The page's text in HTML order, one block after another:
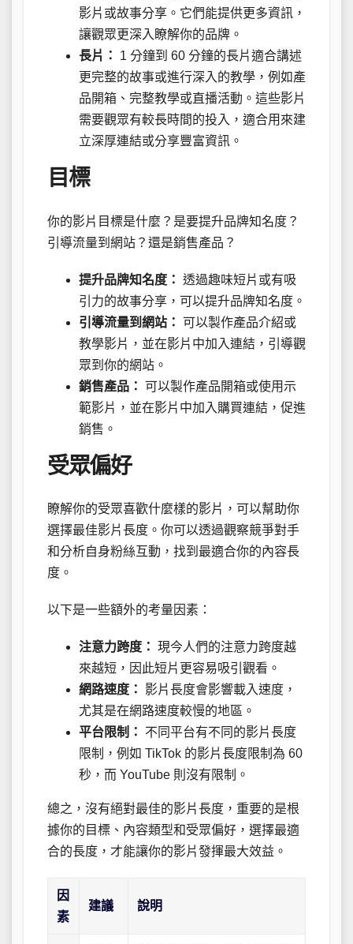
影片或故事分享。它們能提供更多資訊，
讓觀眾更深入瞭解你的品牌。
長片：
1 分鐘到 60 分鐘的長片適合講述
更完整的故事或進行深入的教學，例如產
品開箱、完整教學或直播活動。這些影片
需要觀眾有較長時間的投入，適合用來建
立深厚連結或分享豐富資訊。
目標
你的影片目標是什麼？是要提升品牌知名度？
引導流量到網站？還是銷售產品？
提升品牌知名度： 透過趣味短片或有吸
引力的故事分享，可以提升品牌知名度。
引導流量到網站： 可以製作產品介紹或
教學影片，並在影片中加入連結，引導觀
眾到你的網站。
銷售產品： 可以製作產品開箱或使用示
範影片，並在影片中加入購買連結，促進
銷售。
受眾偏好
瞭解你的受眾喜歡什麼樣的影片，可以幫助你
選擇最佳影片長度。你可以透過觀察競爭對手
和分析自身粉絲互動，找到最適合你的內容長
度。
以下是一些額外的考量因素：
注意力跨度： 現今人們的注意力跨度越
來越短，因此短片更容易吸引觀看。
網路速度：
影片長度會影響載入速度，
尤其是在網路速度較慢的地區。
平台限制：
不同平台有不同的影片長度
限制，例如 TikTok 的影片長度限制為 60
秒，而 YouTube 則沒有限制。
總之，沒有絕對最佳的影片長度，重要的是根
據你的目標、內容類型和受眾偏好，選擇最適
合的長度，才能讓你的影片發揮最大效益。
因
素
建議 說明